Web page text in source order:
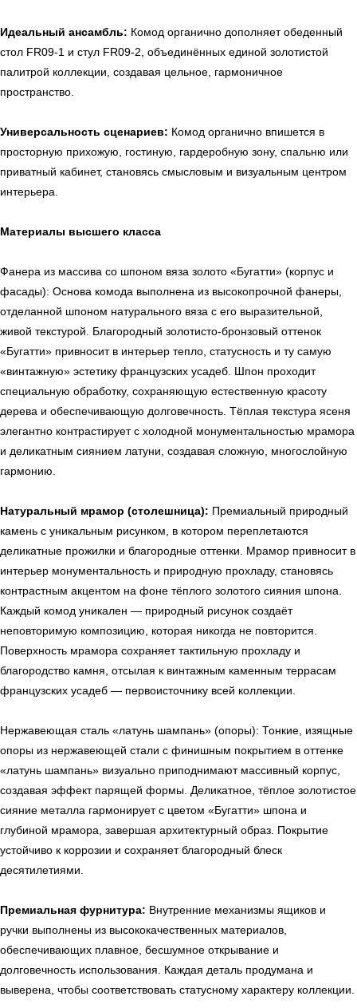
Идеальный ансамбль: Комод органично дополняет обеденный
стол FR09-1 и стул FR09-2, объединённых единой золотистой
палитрой коллекции, создавая цельное, гармоничное
пространство.
Универсальность сценариев: Комод органично впишется в
просторную прихожую, гостиную, гардеробную зону, спальню или
приватный кабинет, становясь смысловым и визуальным центром
интерьера.
Материалы высшего класса
Фанера из массива со шпоном вяза золото «Бугатти» (корпус и
фасады): Основа комода выполнена из высокопрочной фанеры,
отделанной шпоном натурального вяза с его выразительной,
живой текстурой. Благородный золотисто-бронзовый оттенок
«Бугатти» привносит в интерьер тепло, статусность и ту самую
«винтажную» эстетику французских усадеб. Шпон проходит
специальную обработку, сохраняющую естественную красоту
дерева и обеспечивающую долговечность. Тёплая текстура ясеня
элегантно контрастирует с холодной монументальностью мрамора
и деликатным сиянием латуни, создавая сложную, многослойную
гармонию.
Натуральный мрамор (столешница): Премиальный природный
камень с уникальным рисунком, в котором переплетаются
деликатные прожилки и благородные оттенки. Мрамор привносит в
интерьер монументальность и природную прохладу, становясь
контрастным акцентом на фоне тёплого золотого сияния шпона.
Каждый комод уникален — природный рисунок создаёт
неповторимую композицию, которая никогда не повторится.
Поверхность мрамора сохраняет тактильную прохладу и
благородство камня, отсылая к винтажным каменным террасам
французских усадеб — первоисточнику всей коллекции.
Нержавеющая сталь «латунь шампань» (опоры): Тонкие, изящные
опоры из нержавеющей стали с финишным покрытием в оттенке
«латунь шампань» визуально приподнимают массивный корпус,
создавая эффект парящей формы. Деликатное, тёплое золотистое
сияние металла гармонирует с цветом «Бугатти» шпона и
глубиной мрамора, завершая архитектурный образ. Покрытие
устойчиво к коррозии и сохраняет благородный блеск
десятилетиями.
Премиальная фурнитура: Внутренние механизмы ящиков и
ручки выполнены из высококачественных материалов,
обеспечивающих плавное, бесшумное открывание и
долговечность использования. Каждая деталь продумана и
выверена, чтобы соответствовать статусному характеру коллекции.
← Вернуться на предыдущую страницу